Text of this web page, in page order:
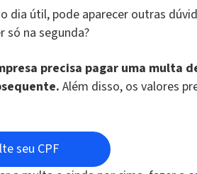
dia útil, pode aparecer outras
só na segunda?
precisa pagar uma multa
Além disso, os valores
seu CPF